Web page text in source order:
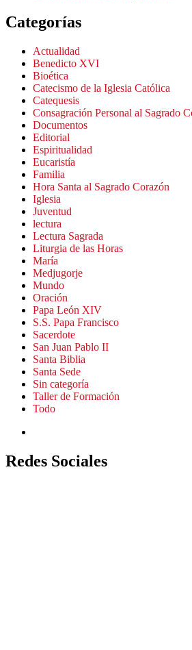
Categorías
Actualidad
Benedicto XVI
Bioética
Catecismo de la Iglesia Católica
Catequesis
Consagración Personal al Sagrado
Documentos
Editorial
Espiritualidad
Eucaristía
Familia
Hora Santa al Sagrado Corazón
Iglesia
Juventud
lectura
Lectura Sagrada
Liturgia de las Horas
María
Medjugorje
Mundo
Oración
Papa León XIV
S.S. Papa Francisco
Sacerdote
San Juan Pablo II
Santa Biblia
Santa Sede
Sin categoría
Taller de Formación
Todo
Redes Sociales